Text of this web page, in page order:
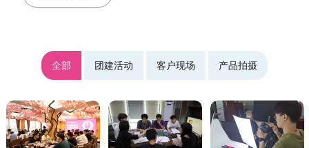
全部 团建活动 客户现场 产品拍摄